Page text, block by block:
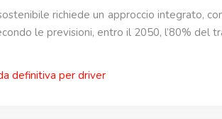
richiede un approccio integrato,
le previsioni, entro il 2050, l’80% del
definitiva per driver